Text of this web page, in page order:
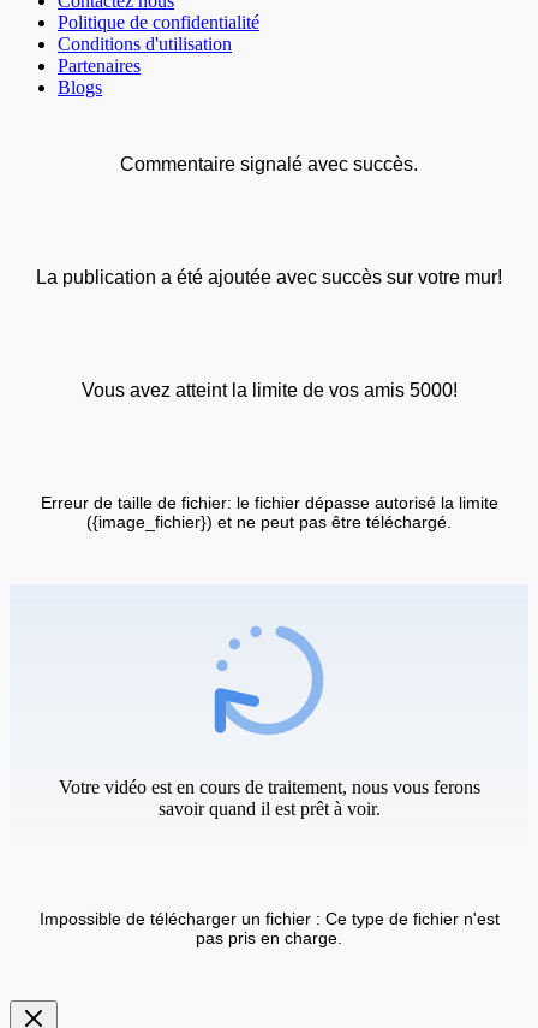
Politique de confidentialité
Conditions d'utilisation
Partenaires
Blogs
Commentaire signalé avec succès.
La publication a été ajoutée avec succès sur votre mur!
Vous avez atteint la limite de vos amis 5000!
Erreur de taille de fichier: le fichier dépasse autorisé la limite
({image_fichier}) et ne peut pas être téléchargé.
Votre vidéo est en cours de traitement, nous vous ferons
savoir quand il est prêt à voir.
Impossible de télécharger un fichier : Ce type de fichier n'est
pas pris en charge.